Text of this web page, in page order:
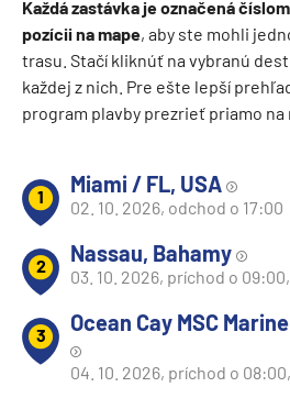
Každá zastávka je označená
pozícii na mape, aby ste mohli
trasu. Stačí kliknúť na vybranú
každej z nich. Pre ešte lepší
program plavby prezrieť priamo na
1 Miami / FL, USA
02. 10. 2026, odchod o 17:00
2 Nassau, Bahamy
03. 10. 2026, príchod o
3 Ocean Cay MSC
04. 10. 2026, príchod o